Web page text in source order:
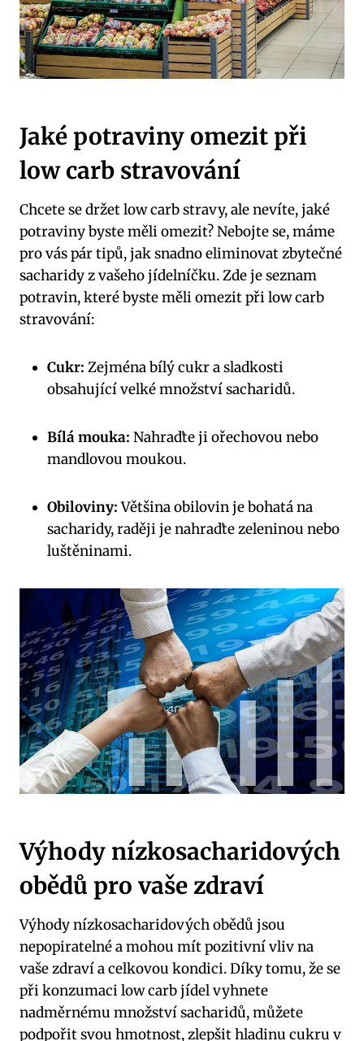
Jaké potraviny omezit ​při
low carb ⁢stravování
Chcete ‍se držet‍ low carb ‍stravy, ale⁣ nevíte, jaké
potraviny ⁢byste měli ⁣omezit? Nebojte ‍se, máme‌
pro vás pár tipů, jak snadno⁣ eliminovat zbytečné
sacharidy z vašeho jídelníčku. Zde je seznam
potravin, které​ byste ‌měli omezit při low carb
stravování:
Cukr: Zejména bílý cukr a sladkosti
obsahující velké množství sacharidů.
Bílá mouka: Nahraďte ​ji ořechovou⁣ nebo
mandlovou moukou.
Obiloviny:Většina obilovin je ⁣bohatá na⁤
sacharidy, ​raději je nahraďte zeleninou nebo
‍luštěninami.
Výhody nízkosacharidových
obědů pro vaše zdraví
Výhody nízkosacharidových obědů jsou
nepopiratelné a ‍mohou mít pozitivní ‌vliv na
vaše zdraví a ‌celkovou kondici. Díky⁢ tomu, že se
při konzumaci low carb jídel vyhnete
‍nadměrnému ‍množství sacharidů, můžete
podpořit svou hmotnost, zlepšit hladinu cukru v